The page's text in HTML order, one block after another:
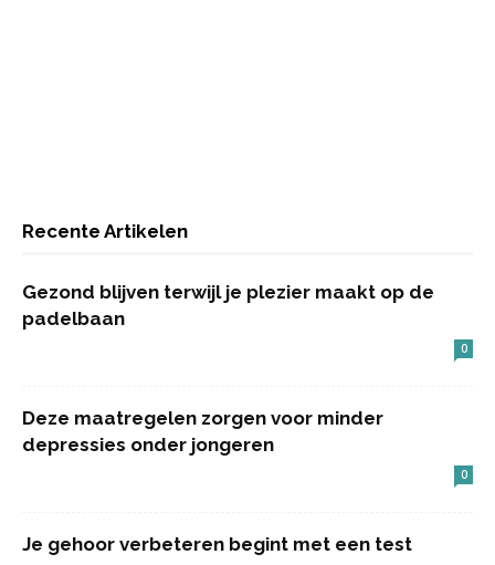
Recente Artikelen
Gezond blijven terwijl je plezier maakt op de
padelbaan
0
Deze maatregelen zorgen voor minder
depressies onder jongeren
0
Je gehoor verbeteren begint met een test